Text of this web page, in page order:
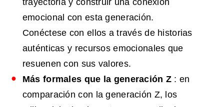
emocional con esta generación.
Conéctese con ellos a través de historias
auténticas y recursos emocionales que
resuenen con sus valores.
Más formales que la generación Z : en
comparación con la generación Z, los